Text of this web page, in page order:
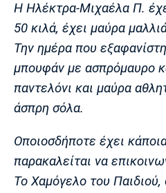
Ίντερ Μίλαν
Ντόρτμουντ
Ζερμέν
Η Ηλέκτρα-Μιχαέλα Π.
50 κιλά, έχει μαύρα
Την ημέρα που
μπουφάν με ασπρόμαυρο
παντελόνι και μαύρα
άσπρη σόλα.
Οποιοσδήποτε έχει
παρακαλείται να
Το Χαμόγελο του